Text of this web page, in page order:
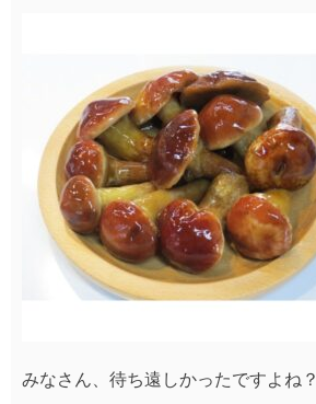
みなさん、待ち遠しかったですよね？